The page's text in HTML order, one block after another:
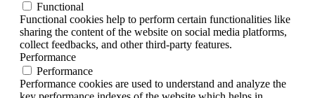
Functional
Functional cookies help to perform certain functionalities like
sharing the content of the website on social media platforms,
collect feedbacks, and other third-party features.
Performance
Performance
Performance cookies are used to understand and analyze the